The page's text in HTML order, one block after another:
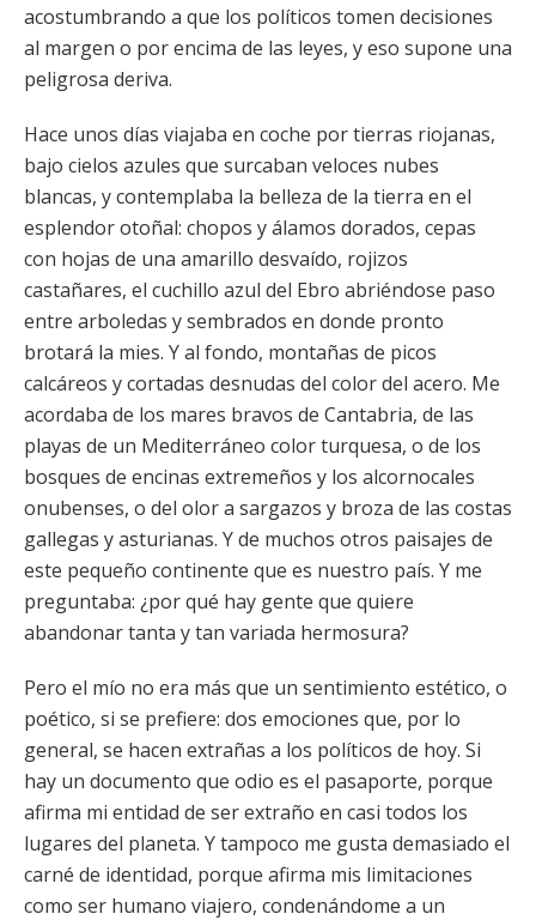
acostumbrando a que los políticos tomen decisiones
al margen o por encima de las leyes, y eso supone una
peligrosa deriva.
Hace unos días viajaba en coche por tierras riojanas,
bajo cielos azules que surcaban veloces nubes
blancas, y contemplaba la belleza de la tierra en el
esplendor otoñal: chopos y álamos dorados, cepas
con hojas de una amarillo desvaído, rojizos
castañares, el cuchillo azul del Ebro abriéndose paso
entre arboledas y sembrados en donde pronto
brotará la mies. Y al fondo, montañas de picos
calcáreos y cortadas desnudas del color del acero. Me
acordaba de los mares bravos de Cantabria, de las
playas de un Mediterráneo color turquesa, o de los
bosques de encinas extremeños y los alcornocales
onubenses, o del olor a sargazos y broza de las costas
gallegas y asturianas. Y de muchos otros paisajes de
este pequeño continente que es nuestro país. Y me
preguntaba: ¿por qué hay gente que quiere
abandonar tanta y tan variada hermosura?
Pero el mío no era más que un sentimiento estético, o
poético, si se prefiere: dos emociones que, por lo
general, se hacen extrañas a los políticos de hoy. Si
hay un documento que odio es el pasaporte, porque
afirma mi entidad de ser extraño en casi todos los
lugares del planeta. Y tampoco me gusta demasiado el
carné de identidad, porque afirma mis limitaciones
como ser humano viajero, condenándome a un